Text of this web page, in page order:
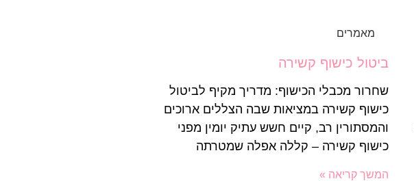
מאמרים
ביטול כישוף קשירה
שחרור מכבלי הכישוף: מדריך מקיף לביטול
כישוף קשירה במציאות שבה הצללים ארוכים
והמסתורין רב, קיים חשש עתיק יומין מפני
כישוף קשירה – קללה אפלה שמטרתה
המשך קריאה »